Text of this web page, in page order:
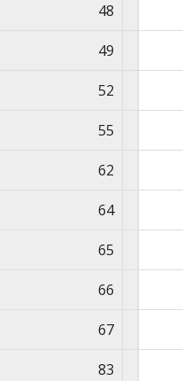
48
49
52
55
62
64
65
66
67
83